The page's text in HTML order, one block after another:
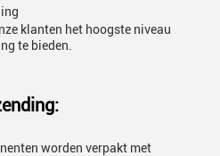
klanten het hoogste niveau
te bieden.
worden verpakt met